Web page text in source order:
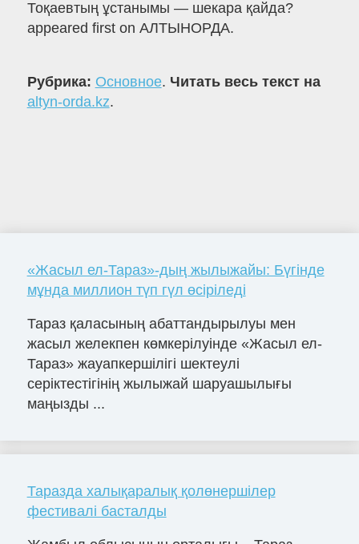
Тоқаевтың ұстанымы — шекара қайда?
appeared first on АЛТЫНОРДА.
Рубрика: Основное. Читать весь текст на
altyn-orda.kz.
«Жасыл ел-Тараз»-дың жылыжайы: Бүгінде
мұнда миллион түп гүл өсіріледі
Тараз қаласының абаттандырылуы мен
жасыл желекпен көмкерілуінде «Жасыл ел-
Тараз» жауапкершілігі шектеулі
серіктестігінің жылыжай шаруашылығы
маңызды ...
Таразда халықаралық қолөнершілер
фестивалі басталды